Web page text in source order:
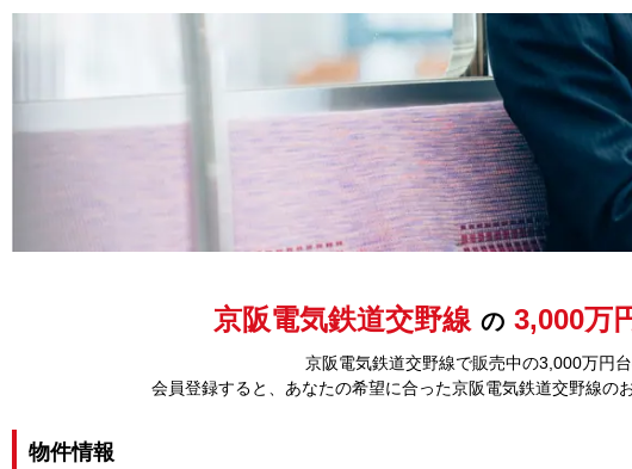
京阪電気鉄道交野線 の 3,000万
京阪電気鉄道交野線で販売中の3,000万円
会員登録すると、あなたの希望に合った京阪電気鉄道交野線の
物件情報